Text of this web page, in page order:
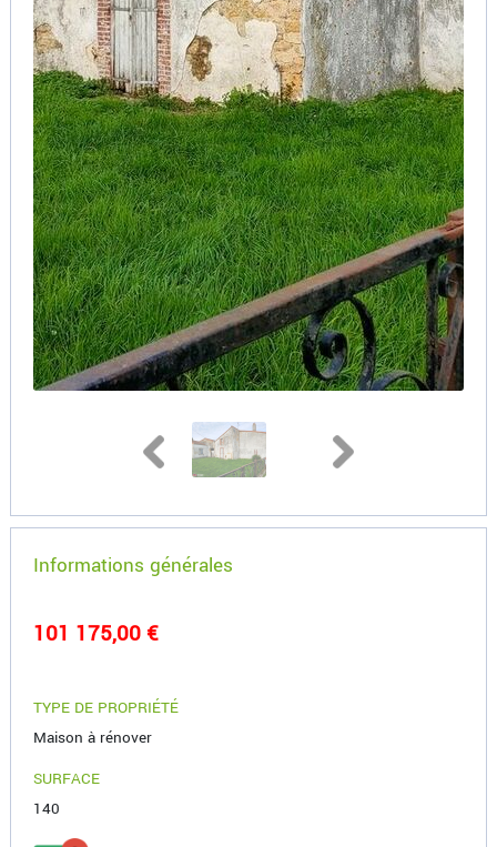
Informations générales
101 175,00 €
TYPE DE PROPRIÉTÉ
Maison à rénover
SURFACE
140